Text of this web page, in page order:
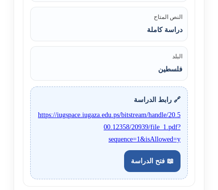
النص المتاح
دراسة كاملة
البلد
فلسطين
🔗 رابط الدراسة
https://iugspace.iugaza.edu.ps/bitstream/handle/20.5
00.12358/20939/file_1.pdf?
sequence=1&isAllowed=y
📖 فتح الدراسة